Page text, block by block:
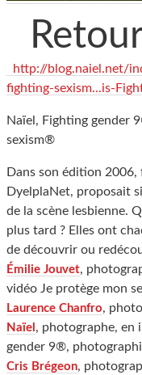
http://blog.naiel.net/
fighting-sexism...is-
Naïel, Fighting gender
sexism®
Dans son édition 2006,
DyelplaNet, proposait
de la scène lesbienne.
plus tard ? Elles ont
de découvrir ou
Émilie Jouvet,
vidéo Je protège mon
Laurence Chanfro,
Naïel , photographe, en
gender 9®,
Cris Brégeon,